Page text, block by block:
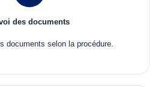
des documents
documents selon la procédure.